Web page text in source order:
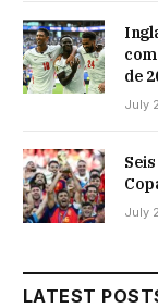
de
July
July
LATEST